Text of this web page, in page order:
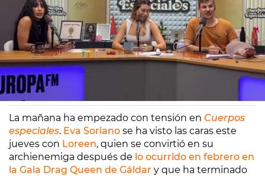
Europa FM
Madrid 21/09/2023 10:42
La mañana ha empezado con tensión en Cuerpos
especiales. Eva Soriano se ha visto las caras este
jueves con Loreen, quien se convirtió en su
archienemiga después de lo ocurrido en febrero en
la Gala Drag Queen de Gáldar y que ha terminado